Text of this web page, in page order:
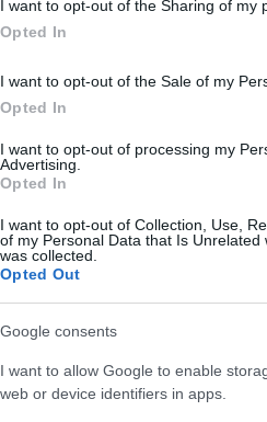
I want to opt-out of the Sharing of my
Opted In
I want to opt-out of the Sale of my
Opted In
I want to opt-out of processing my
Advertising.
Opted In
I want to opt-out of Collection, Use,
of my Personal Data that Is
was collected.
Opted Out
Google consents
I want to allow Google to enable
web or device identifiers in apps.
που έρχονται στο
και στο Instagram
είχε πει προ ημερών